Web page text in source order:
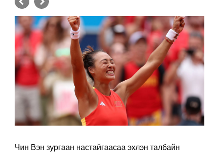
Чин Вэн зургаан настайгаасаа эхлэн талбайн